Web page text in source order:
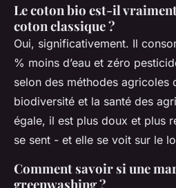
Le coton bio est-il
coton classique ?
Oui, significativement. Il
% moins d’eau et zéro
selon des méthodes agricoles
biodiversité et la santé des
égale, il est plus doux et plus
se sent - et elle se voit sur le
Comment savoir si une
greenwashing ?